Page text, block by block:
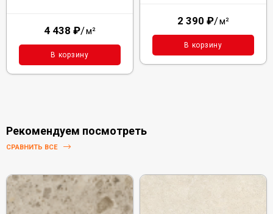
4 438 ₽/м²
В корзину
2 390 ₽/м²
В корзину
Рекомендуем посмотреть
СРАВНИТЬ ВСЕ